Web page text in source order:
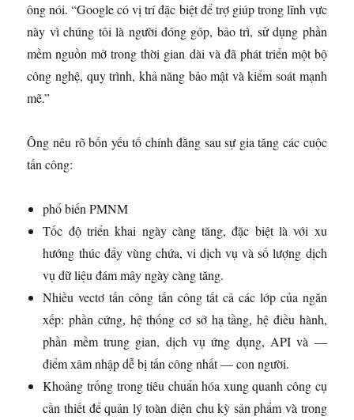
ông nói. “Google có vị trí đặc biệt để trợ giúp trong lĩnh vực
này vì chúng tôi là người đóng góp, bảo trì, sử dụng phần
mềm nguồn mở trong thời gian dài và đã phát triển một bộ
công nghệ, quy trình, khả năng bảo mật và kiểm soát mạnh
mẽ.”
Ông nêu rõ bốn yếu tố chính đằng sau sự gia tăng các cuộc
tấn công:
phổ biến PMNM
Tốc độ triển khai ngày càng tăng, đặc biệt là với xu
hướng thúc đẩy vùng chứa, vi dịch vụ và số lượng dịch
vụ dữ liệu đám mây ngày càng tăng.
Nhiều vectơ tấn công tấn công tất cả các lớp của ngăn
xếp: phần cứng, hệ thống cơ sở hạ tầng, hệ điều hành,
phần mềm trung gian, dịch vụ ứng dụng, API và —
điểm xâm nhập dễ bị tấn công nhất — con người.
Khoảng trống trong tiêu chuẩn hóa xung quanh công cụ
cần thiết để quản lý toàn diện chu kỳ sản phẩm và trong